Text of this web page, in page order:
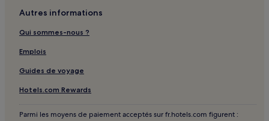
Autres informations
Qui sommes-nous ?
Emplois
Guides de voyage
Hotels.com Rewards
Parmi les moyens de paiement acceptés sur fr.hotels.com figurent :